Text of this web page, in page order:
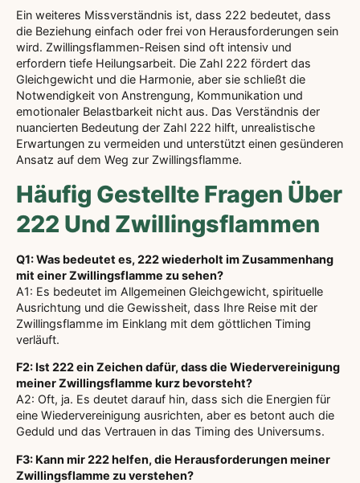
Ein weiteres Missverständnis ist, dass 222 bedeutet, dass
die Beziehung einfach oder frei von Herausforderungen sein
wird. Zwillingsflammen-Reisen sind oft intensiv und
erfordern tiefe Heilungsarbeit. Die Zahl 222 fördert das
Gleichgewicht und die Harmonie, aber sie schließt die
Notwendigkeit von Anstrengung, Kommunikation und
emotionaler Belastbarkeit nicht aus. Das Verständnis der
nuancierten Bedeutung der Zahl 222 hilft, unrealistische
Erwartungen zu vermeiden und unterstützt einen gesünderen
Ansatz auf dem Weg zur Zwillingsflamme.
Häufig Gestellte Fragen Über
222 Und Zwillingsflammen
Q1: Was bedeutet es, 222 wiederholt im Zusammenhang
mit einer Zwillingsflamme zu sehen?
A1: Es bedeutet im Allgemeinen Gleichgewicht, spirituelle
Ausrichtung und die Gewissheit, dass Ihre Reise mit der
Zwillingsflamme im Einklang mit dem göttlichen Timing
verläuft.
F2: Ist 222 ein Zeichen dafür, dass die Wiedervereinigung
meiner Zwillingsflamme kurz bevorsteht?
A2: Oft, ja. Es deutet darauf hin, dass sich die Energien für
eine Wiedervereinigung ausrichten, aber es betont auch die
Geduld und das Vertrauen in das Timing des Universums.
F3: Kann mir 222 helfen, die Herausforderungen meiner
Zwillingsflamme zu verstehen?